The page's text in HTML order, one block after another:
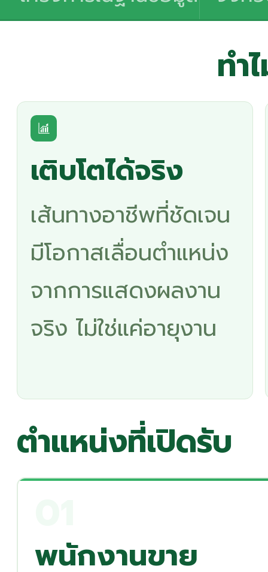
ทำ
เติบโตได้จริง
เส้นทางอาชีพที่ชัดเจน
มีโอกาสเลื่อนตำแหน่ง
จากการแสดงผลงาน
จริง ไม่ใช่แค่อายุงาน
ตำแหน่งที่เปิดรับ
พนักงานขาย